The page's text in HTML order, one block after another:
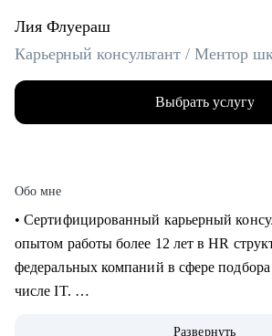
Лия Флуераш
Карьерный консультант / Ментор
Выбрать услугу
Обо мне
• Сертифицированный карьерный
опытом работы более 12 лет в HR
федеральных компаний в сфере
числе IT.
Развернуть